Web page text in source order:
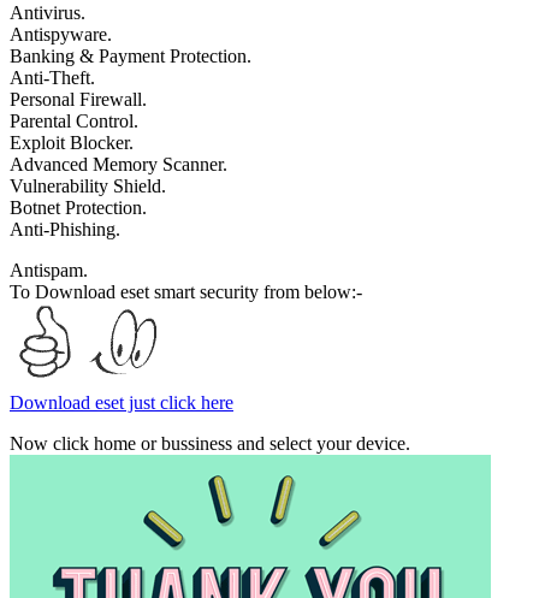
Antivirus.
Antispyware.
Banking & Payment Protection.
Anti-Theft.
Personal Firewall.
Parental Control.
Exploit Blocker.
Advanced Memory Scanner.
Vulnerability Shield.
Botnet Protection.
Anti-Phishing.
Antispam.
To Download eset smart security from below:-
Download eset just click here
Now click home or bussiness and select your device.